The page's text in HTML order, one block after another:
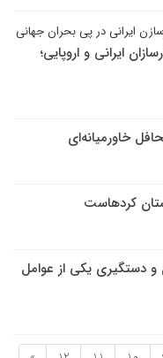
ایرانی در پی بحران جهانی
ایرانی و اروپایی؛
خاورمیانه‌ای
کردهاست
و دستگيرى يکى از عوامل